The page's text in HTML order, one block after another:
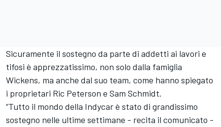
Sicuramente il sostegno da parte di addetti ai lavori e
tifosi è apprezzatissimo, non solo dalla famiglia
Wickens, ma anche dal suo team, come hanno spiegato
i proprietari Ric Peterson e Sam Schmidt.
“Tutto il mondo della Indycar è stato di grandissimo
sostegno nelle ultime settimane - recita il comunicato -